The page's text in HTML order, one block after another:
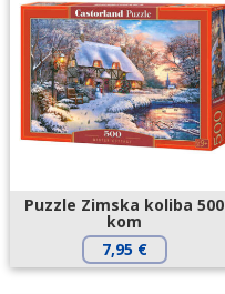
Puzzle Zimska koliba 500
kom
7,95 €